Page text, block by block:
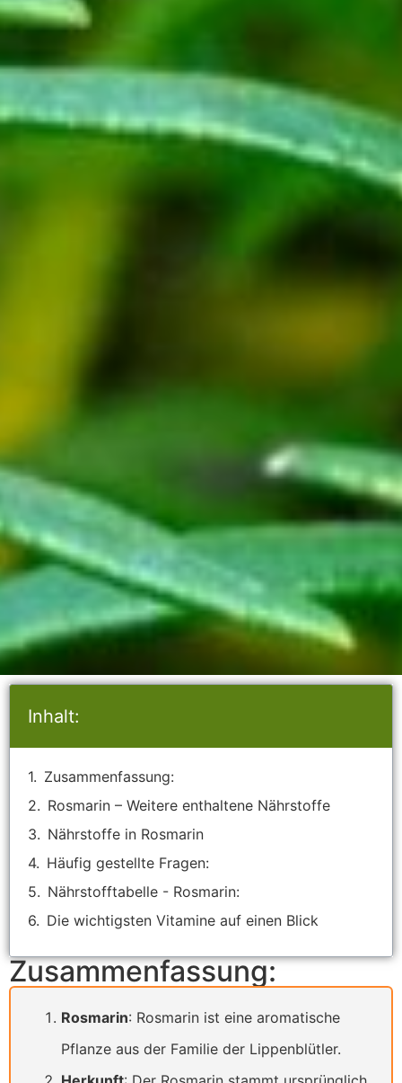
Inhalt:
Zusammenfassung:
Rosmarin – Weitere enthaltene Nährstoffe
Nährstoffe in Rosmarin
Häufig gestellte Fragen:
Nährstofftabelle - Rosmarin:
Die wichtigsten Vitamine auf einen Blick
Zusammenfassung:
Rosmarin: Rosmarin ist eine aromatische
Pflanze aus der Familie der Lippenblütler.